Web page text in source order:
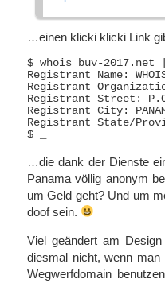
…einen klicki klicki Link
$ whois buv-
Registrant Name:
Registrant
Registrant Street:
Registrant City:
Registrant State/
…die dank der Dienste
Panama völlig anonym
um Geld geht? Und um
doof sein.
Viel geändert am
diesmal nicht, wenn
Wegwerfdomain